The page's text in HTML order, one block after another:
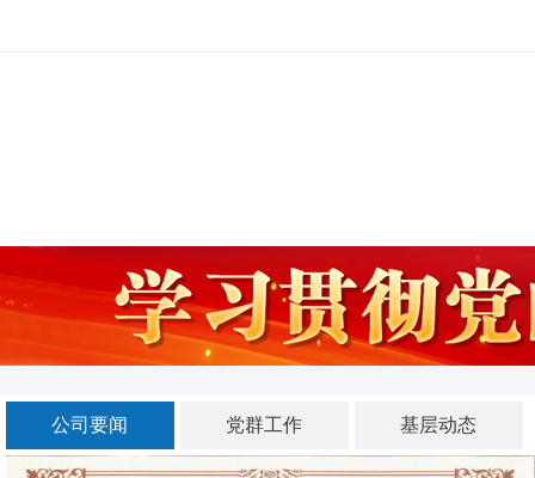
公司要闻 党群工作 基层动态